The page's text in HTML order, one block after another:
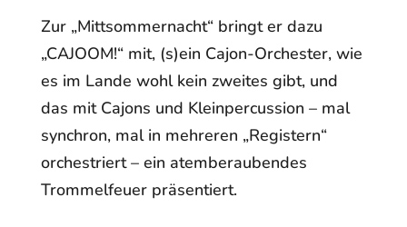
Zur „Mittsommernacht“ bringt er dazu
„CAJOOM!“ mit, (s)ein Cajon-Orchester, wie
es im Lande wohl kein zweites gibt, und
das mit Cajons und Kleinpercussion – mal
synchron, mal in mehreren „Registern“
orchestriert – ein atemberaubendes
Trommelfeuer präsentiert.